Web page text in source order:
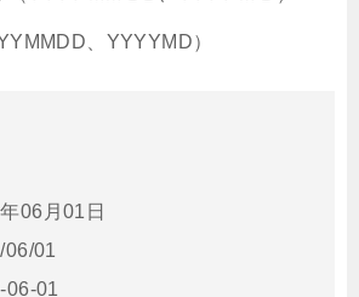
、YYYYMD）
06月01日
06/01
06-01